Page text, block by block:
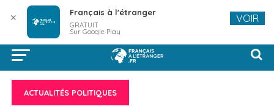
ACTUALITÉS POLITIQUES
✕ Français à l'étranger
GRATUIT
Sur Google Play
VOIR